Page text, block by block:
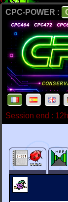
CPC-POWER :
Session end :